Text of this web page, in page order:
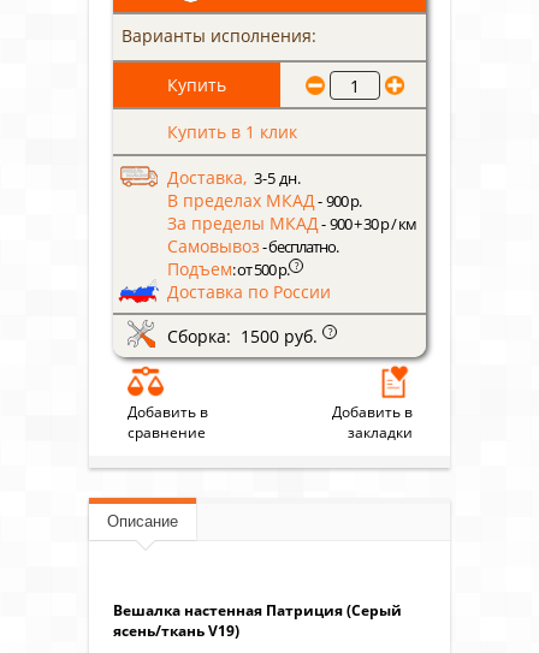
Варианты исполнения:
Купить в 1 клик
Доставка, 3-5 дн.
В пределах МКАД- 900 р.
За пределы МКАД- 900 + 30 р / км
Самовывоз- бесплатно.
Подъем: от 500 р. ?
Доставка по России
Сборка: 1500 руб.
?
Добавить в
сравнение
Добавить в
закладки
Описание
Вешалка настенная Патриция (Серый
ясень/ткань V19)